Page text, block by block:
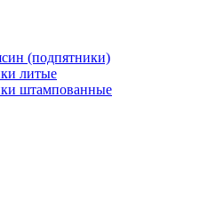
(подпятники)
литые
штампованные